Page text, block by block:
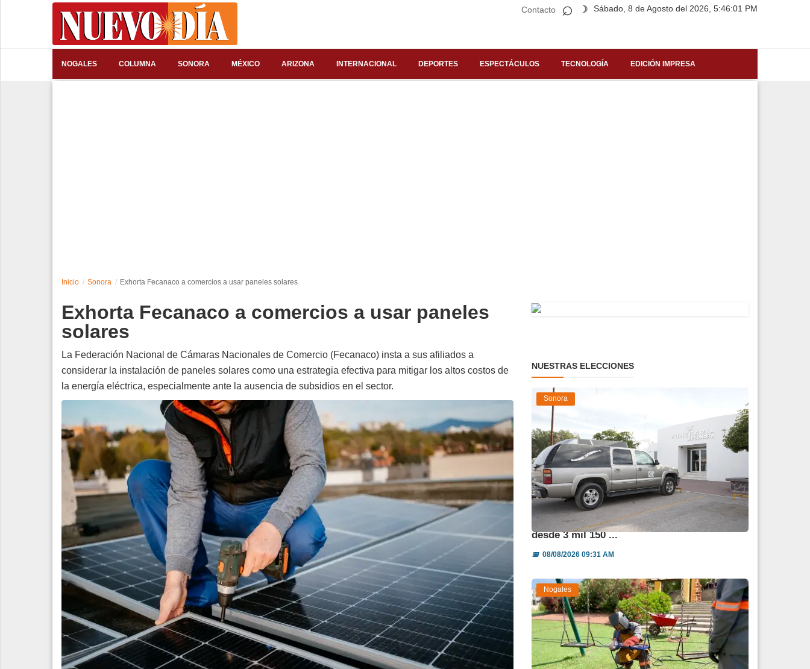
Contacto Sábado, 8 de Agosto del 2026, 5:46:01 PM
⌕ ☽
NOGALES COLUMNA SONORA MÉXICO ARIZONA INTERNACIONAL DEPORTES ESPECTÁCULOS TECNOLOGÍA EDICIÓN IMPRESA
Edición Impresa
Inicio Sonora Exhorta Fecanaco a comercios a usar paneles solares
Exhorta Fecanaco a comercios a usar paneles
solares
La Federación Nacional de Cámaras Nacionales de Comercio (Fecanaco) insta a sus afiliados a
considerar la instalación de paneles solares como una estrategia efectiva para mitigar los altos costos de
la energía eléctrica, especialmente ante la ausencia de subsidios en el sector.
NUESTRAS ELECCIONES
Sonora
Ofrece DIF Sonora servicios funerarios
desde 3 mil 150 ...
📅08/08/2026 09:31 AM
Nogales